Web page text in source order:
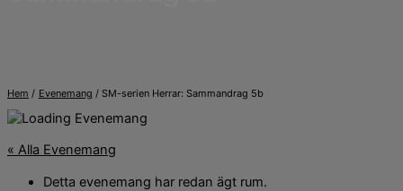
Hem Evenemang SM-serien Herrar: Sammandrag 5b
« Alla Evenemang
Detta evenemang har redan ägt rum.